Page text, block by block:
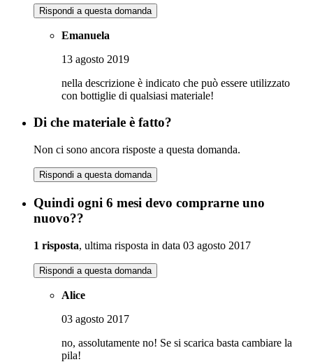
Rispondi a questa domanda
Emanuela
13 agosto 2019
nella descrizione è indicato che può essere utilizzato
con bottiglie di qualsiasi materiale!
Di che materiale è fatto?
Non ci sono ancora risposte a questa domanda.
Rispondi a questa domanda
Quindi ogni 6 mesi devo comprarne uno
nuovo??
1 risposta, ultima risposta in data 03 agosto 2017
Rispondi a questa domanda
Alice
03 agosto 2017
no, assolutamente no! Se si scarica basta cambiare la
pila!